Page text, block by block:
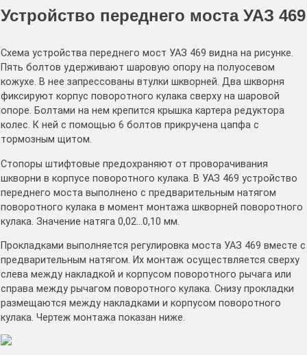
Устройство переднего моста УАЗ 469
Схема устройства переднего мост УАЗ 469 видна на рисунке.
Пять болтов удерживают шаровую опору на полуосевом
кожухе. В нее запрессованы втулки шкворней. Два шкворня
фиксируют корпус поворотного кулака сверху на шаровой
опоре. Болтами на нем крепится крышка картера редуктора
колес. К ней с помощью 6 болтов прикручена цапфа с
тормозным щитом.
Стопоры штифтовые предохраняют от проворачивания
шкворни в корпусе поворотного кулака. В УАЗ 469 устройство
переднего моста выполнено с предварительным натягом
поворотного кулака в момент монтажа шкворней поворотного
кулака. Значение натяга 0,02…0,10 мм.
Прокладками выполняется регулировка моста УАЗ 469 вместе с
предварительным натягом. Их монтаж осуществляется сверху
слева между накладкой и корпусом поворотного рычага или
справа между рычагом поворотного кулака. Снизу прокладки
размещаются между накладками и корпусом поворотного
кулака. Чертеж монтажа показан ниже.